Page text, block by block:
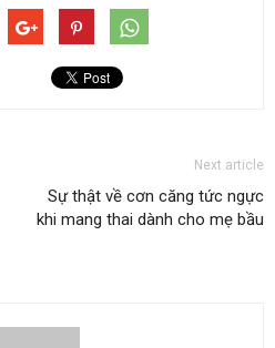
Next article
Sự thật về cơn căng tức ngực
khi mang thai dành cho mẹ bầu